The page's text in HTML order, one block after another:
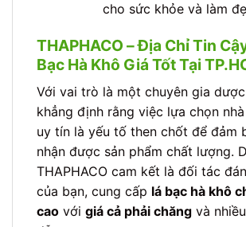
cho sức khỏe và làm
THAPHACO – Địa Chỉ Tin
Bạc Hà Khô Giá Tốt Tại
Với vai trò là một chuyên gia
khẳng định rằng việc lựa chọn
uy tín là yếu tố then chốt để đảm
nhận được sản phẩm chất lượng.
THAPHACO cam kết là đối tác
của bạn, cung cấp lá bạc hà khô
cao với giá cả phải chăng và